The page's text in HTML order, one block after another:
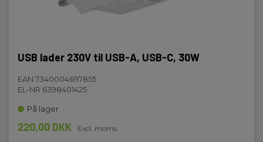
USB lader 230V til USB-A, USB-C, 30W
EAN 7340004697855
EL-NR 6398401425
På lager
220,00 DKK Excl. moms